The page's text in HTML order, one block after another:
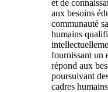
et de
aux besoins
communauté
humains
fournissant un
répond aux
poursuivant
cadres